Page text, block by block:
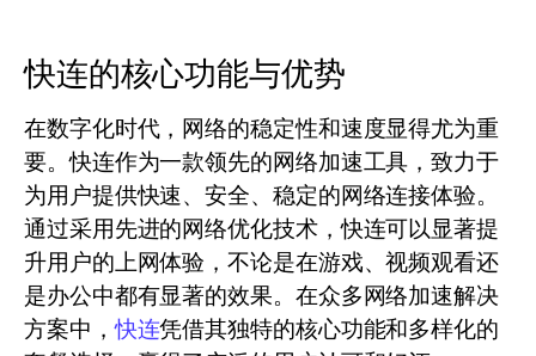
快连的核心功能与优势
在数字化时代，网络的稳定性和速度显得尤为重
要。快连作为一款领先的网络加速工具，致力于
为用户提供快速、安全、稳定的网络连接体验。
通过采用先进的网络优化技术，快连可以显著提
升用户的上网体验，不论是在游戏、视频观看还
是办公中都有显著的效果。在众多网络加速解决
方案中，快连凭借其独特的核心功能和多样化的